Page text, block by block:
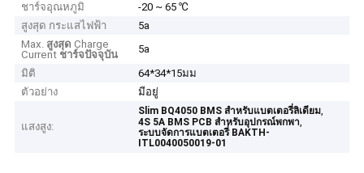
ชาร์จอุณหภูมิ
-20 ~ 65 ℃
สูงสุด กระแสไฟฟ้า
5a
Max. สูงสุด Charge
Current ชาร์จปัจจุบัน
5a
มิติ
64*34*15มม
ตัวอย่าง
มีอยู่
แสงสูง:
Slim BQ4050 BMS สําหรับแบตเตอรี่ลิเดียม,
4S 5A BMS PCB สําหรับอุปกรณ์พกพา,
ระบบจัดการแบตเตอรี่ BAKTH-
ITL0040050019-01